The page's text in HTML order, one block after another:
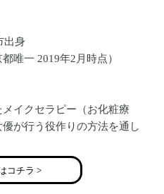
出身
唯一 2019年2月時点）
イクセラピー（お化粧療
が行う役作りの方法を通し
描く！」というオリジナル
。
コチラ >